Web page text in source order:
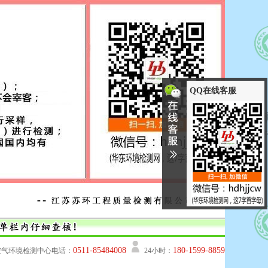
环境检测中心电话： 0511-85484008 24小时： 180-1599-8859
QQ在线客服